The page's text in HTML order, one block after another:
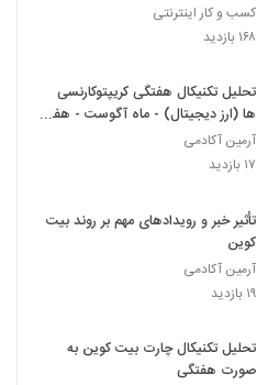
کسب و کار اینترنتی
۱۶۸ بازدید
تحلیل تکنیکال هفتگی کریپتوکارنسی
ها (ارز دیجیتال) - ماه آگوست - هفته
4
آرمین آکادمی
۱۷ بازدید
تأثیر خبر و رویدادهای مهم بر روند بیت
کوین
آرمین آکادمی
۱۹ بازدید
تحلیل تکنیکال چارت بیت کوین به
صورت هفتگی